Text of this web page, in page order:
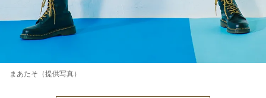
まあたそ（提供写真）